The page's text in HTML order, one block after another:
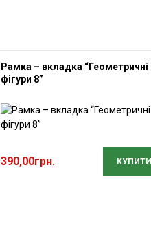
Рамка – вкладка “Геометричні
фігури 8”
390,00грн. КУПИТИ